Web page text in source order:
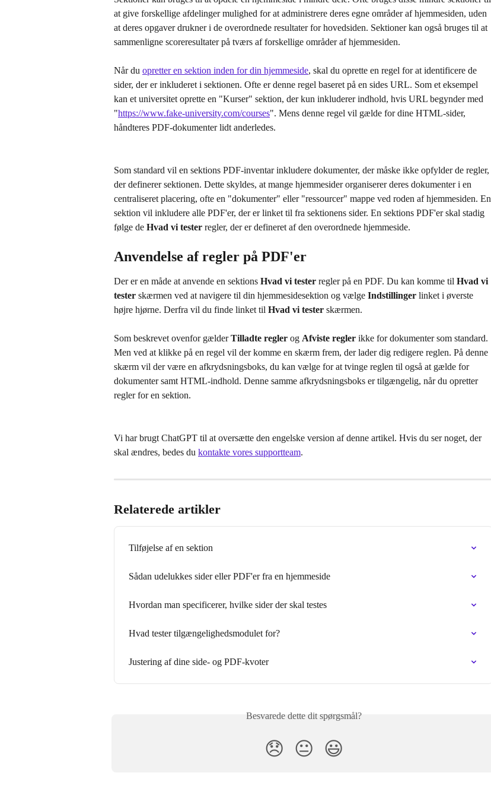
at give forskellige afdelinger mulighed for at administrere deres egne områder af hjemmesiden, uden
at deres opgaver drukner i de overordnede resultater for hovedsiden. Sektioner kan også bruges til at
sammenligne scoreresultater på tværs af forskellige områder af hjemmesiden.
Når du opretter en sektion inden for din hjemmeside, skal du oprette en regel for at identificere de
sider, der er inkluderet i sektionen. Ofte er denne regel baseret på en sides URL. Som et eksempel
kan et universitet oprette en "Kurser" sektion, der kun inkluderer indhold, hvis URL begynder med
"https://www.fake-university.com/courses". Mens denne regel vil gælde for dine HTML-sider,
håndteres PDF-dokumenter lidt anderledes.
Som standard vil en sektions PDF-inventar inkludere dokumenter, der måske ikke opfylder de regler,
der definerer sektionen. Dette skyldes, at mange hjemmesider organiserer deres dokumenter i en
centraliseret placering, ofte en "dokumenter" eller "ressourcer" mappe ved roden af hjemmesiden. En
sektion vil inkludere alle PDF'er, der er linket til fra sektionens sider. En sektions PDF'er skal stadig
følge de Hvad vi tester regler, der er defineret af den overordnede hjemmeside.
Anvendelse af regler på PDF'er
Der er en måde at anvende en sektions Hvad vi tester regler på en PDF. Du kan komme til Hvad vi
tester skærmen ved at navigere til din hjemmesidesektion og vælge Indstillinger linket i øverste
højre hjørne. Derfra vil du finde linket til Hvad vi tester skærmen.
Som beskrevet ovenfor gælder Tilladte regler og Afviste regler ikke for dokumenter som standard.
Men ved at klikke på en regel vil der komme en skærm frem, der lader dig redigere reglen. På denne
skærm vil der være en afkrydsningsboks, du kan vælge for at tvinge reglen til også at gælde for
dokumenter samt HTML-indhold. Denne samme afkrydsningsboks er tilgængelig, når du opretter
regler for en sektion.
Vi har brugt ChatGPT til at oversætte den engelske version af denne artikel. Hvis du ser noget, der
skal ændres, bedes du kontakte vores supportteam.
Relaterede artikler
Tilføjelse af en sektion
Sådan udelukkes sider eller PDF'er fra en hjemmeside
Hvordan man specificerer, hvilke sider der skal testes
Hvad tester tilgængelighedsmodulet for?
Justering af dine side- og PDF-kvoter
Besvarede dette dit spørgsmål?
😞 😐 😃